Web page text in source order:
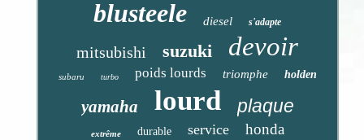
blusteele diesel s'adapte
mitsubishi suzuki devoir
subaru turbo poids lourds triomphe holden
yamaha lourd plaque
extrême durable service honda